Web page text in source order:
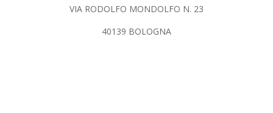
VIA RODOLFO MONDOLFO N. 23
40139 BOLOGNA